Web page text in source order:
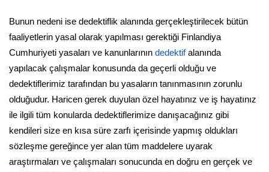
Bunun nedeni ise dedektiflik alanında gerçekleştirilecek bütün
faaliyetlerin yasal olarak yapılması gerektiği Finlandiya
Cumhuriyeti yasaları ve kanunlarının dedektifalanında
yapılacak çalışmalar konusunda da geçerli olduğu ve
dedektiflerimiz tarafından bu yasaların tanınmasının zorunlu
olduğudur. Haricen gerek duyulan özel hayatınız ve iş hayatınız
ile ilgili tüm konularda dedektiflerimize danışacağınız gibi
kendileri size en kısa süre zarfı içerisinde yapmış oldukları
sözleşme gereğince yer alan tüm maddelere uyarak
araştırmaları ve çalışmaları sonucunda en doğru en gerçek ve